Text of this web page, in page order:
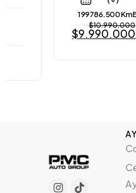
86.500 KmBencina
10.990.000
9.990.000
Ver